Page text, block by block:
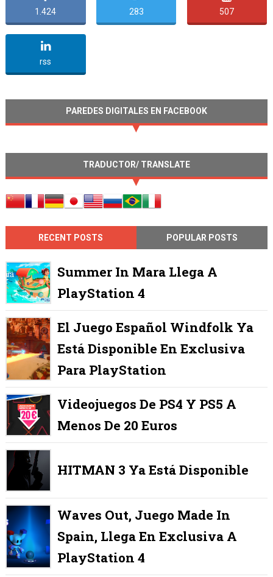
1.424 283 507
rss
PAREDES DIGITALES EN FACEBOOK
TRADUCTOR/ TRANSLATE
RECENT POSTS POPULAR POSTS
Summer In Mara Llega A
PlayStation 4
El Juego Español Windfolk Ya
Está Disponible En Exclusiva
Para PlayStation
Videojuegos De PS4 Y PS5 A
Menos De 20 Euros
HITMAN 3 Ya Está Disponible
Waves Out, Juego Made In
Spain, Llega En Exclusiva A
PlayStation 4